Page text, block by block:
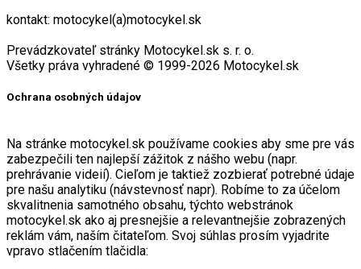
kontakt: motocykel(a)motocykel.sk
Prevádzkovateľ stránky Motocykel.sk s. r. o.
Všetky práva vyhradené © 1999-2026 Motocykel.sk
Ochrana osobných údajov
Na stránke motocykel.sk používame cookies aby sme pre vás
zabezpečili ten najlepší zážitok z nášho webu (napr.
prehrávanie videií). Cieľom je taktiež zozbierať potrebné údaje
pre našu analytiku (návstevnosť napr). Robíme to za účelom
skvalitnenia samotného obsahu, týchto webstránok
motocykel.sk ako aj presnejšie a relevantnejšie zobrazených
reklám vám, naším čitateľom. Svoj súhlas prosím vyjadrite
vpravo stlačením tlačidla: